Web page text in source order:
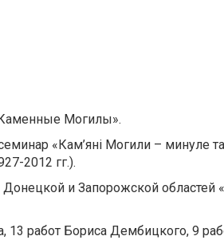
Могилы».
«Кам’яні Могили – минуле
2012 гг.).
и Запорожской областей
13 работ Бориса Дембицкого, 9